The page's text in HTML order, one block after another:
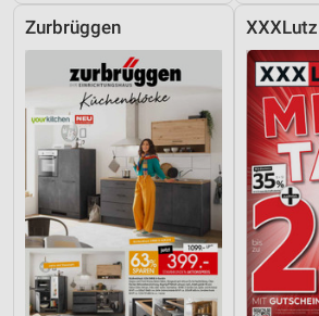
Zurbrüggen XXXLutz